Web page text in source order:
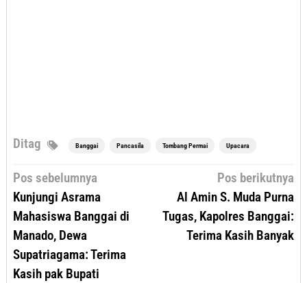
Ditag Banggai Pancasila Tombang Permai Upacara
Navigasi
pos
Pos sebelumnya
Kunjungi Asrama
Mahasiswa Banggai di
Manado, Dewa
Supatriagama: Terima
Kasih pak Bupati
Pos berikutnya
Al Amin S. Muda Purna
Tugas, Kapolres Banggai:
Terima Kasih Banyak